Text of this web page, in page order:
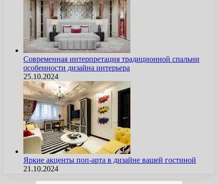
Современная интерпретация традиционной спальни
особенности дизайна интерьера
25.10.2024
Яркие акценты поп-арта в дизайне вашей гостиной
21.10.2024